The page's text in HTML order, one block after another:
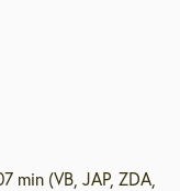
min (VB, JAP, ZDA,